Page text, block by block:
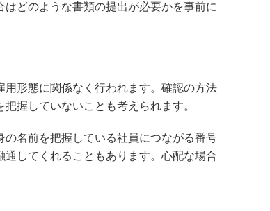
どのような書類の提出が必要かを事前に
形態に関係なく行われます。確認の方法
握していないことも考えられます。
名前を把握している社員につながる番号
してくれることもあります。心配な場合